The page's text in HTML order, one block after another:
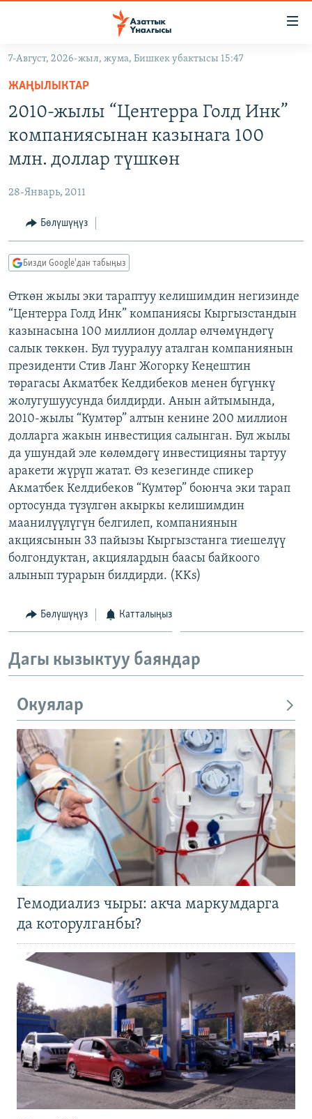
Навигацияга
өтүңүз
салыңыз
МАДАНИЯТ
ТВ ПРОГРАММАЛАР
БҮГҮН АЗАТТЫКТА
ДАНИСТЕ
ЭЖЕ-СИҢДИЛЕР
АЗАТТЫК+
ЫҢГАЙСЫЗ СУРООЛОР
ПОДКАСТ
ОНЛАЙН ШЕРИНЕ
ЭЕ/АРнун бардык сайттары
7-Август, 2026-жыл, жума, Бишкек убактысы 15:47
ЖАҢЫЛЫКТАР
2010-жылы “Центерра Голд Инк”
компаниясынан казынага 100
млн. доллар түшкөн
28-Январь, 2011
Бөлүшүңүз
Бизди Google'дан табыңыз
Өткөн жылы эки тараптуу келишимдин негизинде
“Центерра Голд Инк” компаниясы Кыргызстандын
казынасына 100 миллион доллар өлчөмүндөгү
салык төккөн. Бул тууралуу аталган компаниянын
президенти Стив Ланг Жогорку Кеңештин
төрагасы Акматбек Келдибеков менен бүгүнкү
жолугушуусунда билдирди. Анын айтымында,
2010-жылы “Кумтөр” алтын кенине 200 миллион
долларга жакын инвестиция салынган. Бул жылы
да ушундай эле көлөмдөгү инвестицияны тартуу
аракети жүрүп жатат. Өз кезегинде спикер
Акматбек Келдибеков “Кумтөр” боюнча эки тарап
ортосунда түзүлгөн акыркы келишимдин
маанилүүлүгүн белгилеп, компаниянын
акциясынын 33 пайызы Кыргызстанга тиешелүү
болгондуктан, акциялардын баасы байкоого
алынып турарын билдирди. (KKs)
Бөлүшүңүз Катталыңыз
Дагы кызыктуу баяндар
Окуялар
Гемодиализ чыры: акча маркумдарга
да которулганбы?